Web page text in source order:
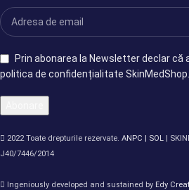
Prin abonarea la Newsletter declar că
politica de confidențialitate SkinMedShop.
2022 Toate drepturile rezervate. ANPC | SOL |
J40/7446/2014
Ingeniously developed and sustained by Edy